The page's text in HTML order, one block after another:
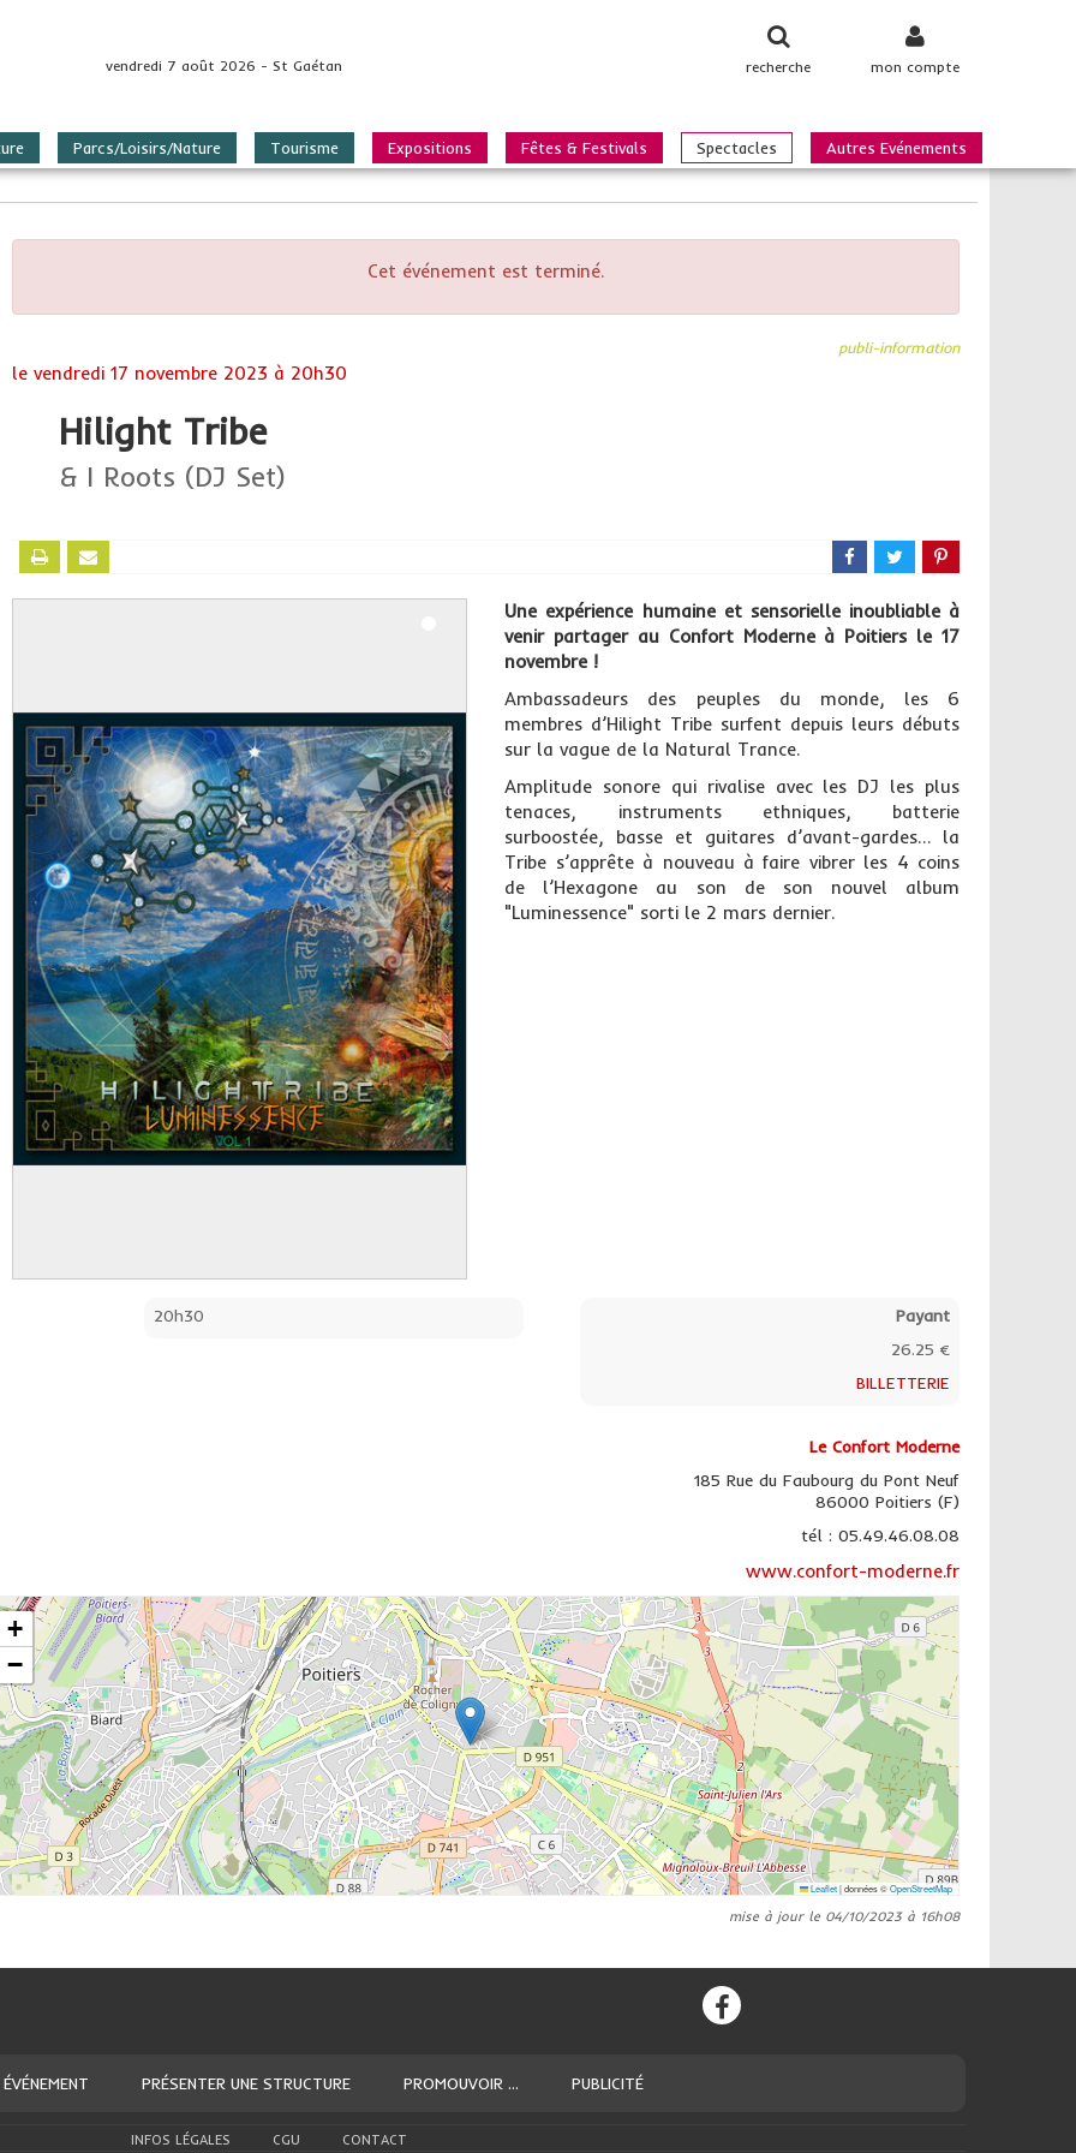
mon compte
recherche
vendredi 7 août 2026 - St Gaétan
Parcs/Loisirs/Nature Tourisme Expositions Fêtes & Festivals Spectacles Autres Evénements
Cet événement est terminé.
publi-information
le vendredi 17 novembre 2023 à 20h30
Hilight Tribe
& I Roots (DJ Set)
Une expérience humaine et sensorielle inoubliable à
venir partager au Confort Moderne à Poitiers le 17
novembre !
Ambassadeurs des peuples du monde, les 6
membres d’Hilight Tribe surfent depuis leurs débuts
sur la vague de la Natural Trance.
Amplitude sonore qui rivalise avec les DJ les plus
tenaces, instruments ethniques, batterie
surboostée, basse et guitares d’avant-gardes… la
Tribe s’apprête à nouveau à faire vibrer les 4 coins
de l’Hexagone au son de son nouvel album
"Luminessence" sorti le 2 mars dernier.
20h30
Payant
26.25 €
BILLETTERIE
Le Confort Moderne
185 Rue du Faubourg du Pont Neuf
86000 Poitiers (F)
tél : 05.49.46.08.08
www.confort-moderne.fr
+
−
Leaflet|données ©OpenStreetMap
mise à jour le 04/10/2023 à 16h08
PRÉSENTER UNE STRUCTURE PROMOUVOIR ... PUBLICITÉ
INFOS LÉGALES CGU CONTACT